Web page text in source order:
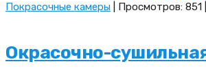
Покрасочные камеры | Просмотров:
Окрасочно-